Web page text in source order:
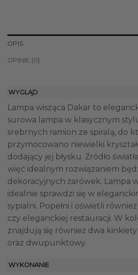
OPIS
OPINIE (0)
WYGLĄD
Lampa wisząca Dakar to
surowa lampa w klasycznym
srebrnych ramion ze spiralą, do
przymocowano niewielki
dodający jej błysku. Źródło
więc idealnym rozwiązaniem
dekoracyjnych żarówek. Lampa
idealnie sprawdzi się w
sypialni. Popełni i oświetli
czy eleganckiej restauracji. W
znajdują się również dwa
oraz dwupunktowy.
WYKONANIE